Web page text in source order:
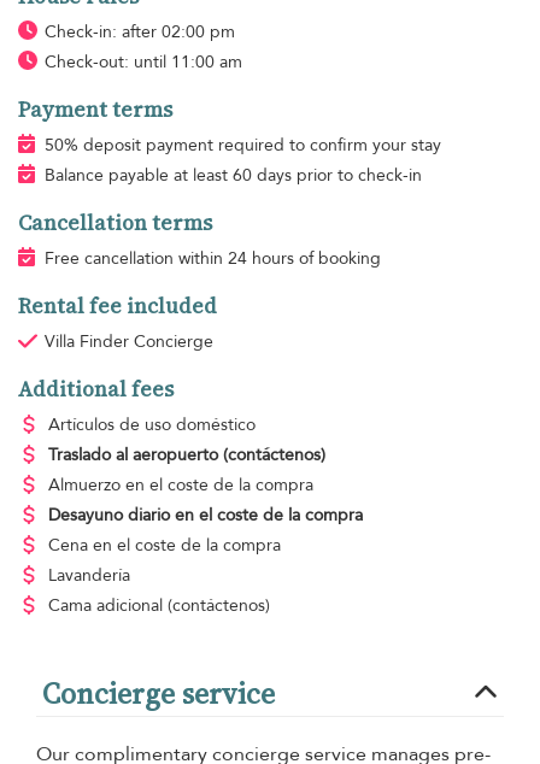
Check-in: after 02:00 pm
Check-out: until 11:00 am
Payment terms
50% deposit payment required to confirm your stay
Balance payable at least 60 days prior to check-in
Cancellation terms
Free cancellation within 24 hours of booking
Rental fee included
Villa Finder Concierge
Additional fees
Artículos de uso doméstico
Traslado al aeropuerto (contáctenos)
Almuerzo en el coste de la compra
Desayuno diario en el coste de la compra
Cena en el coste de la compra
Lavandería
Cama adicional (contáctenos)
Concierge service
Our complimentary concierge service manages pre-